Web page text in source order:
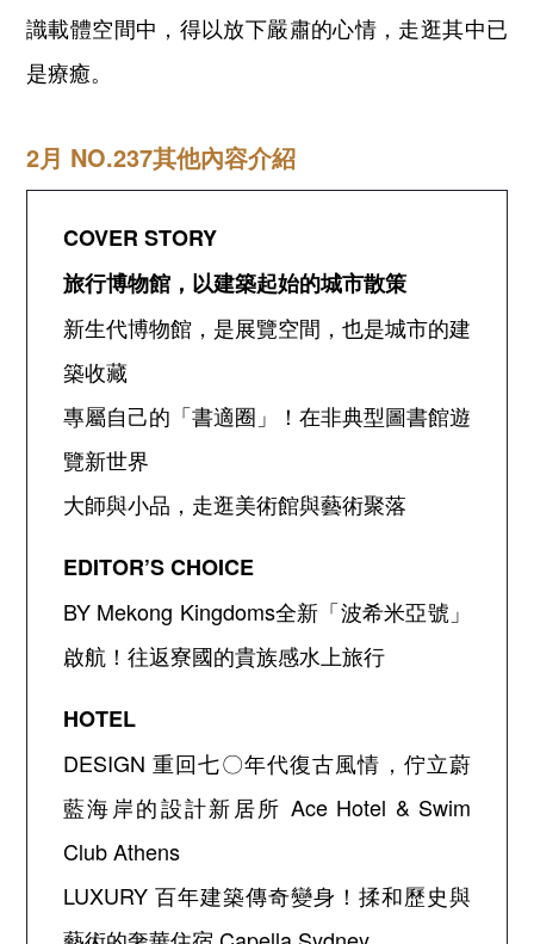
識載體空間中，得以放下嚴肅的心情，走逛其中已
是療癒。
2月 NO.237其他內容介紹
COVER STORY
旅行博物館，以建築起始的城市散策
新生代博物館，是展覽空間，也是城市的建
築收藏
專屬自己的「書適圈」！在非典型圖書館遊
覽新世界
大師與小品，走逛美術館與藝術聚落
EDITOR’S CHOICE
BY Mekong Kingdoms全新「波希米亞號」
啟航！往返寮國的貴族感水上旅行
HOTEL
DESIGN重回七〇年代復古風情，佇立蔚
藍海岸的設計新居所 Ace Hotel & Swim
Club Athens
LUXURY 百年建築傳奇變身！揉和歷史與